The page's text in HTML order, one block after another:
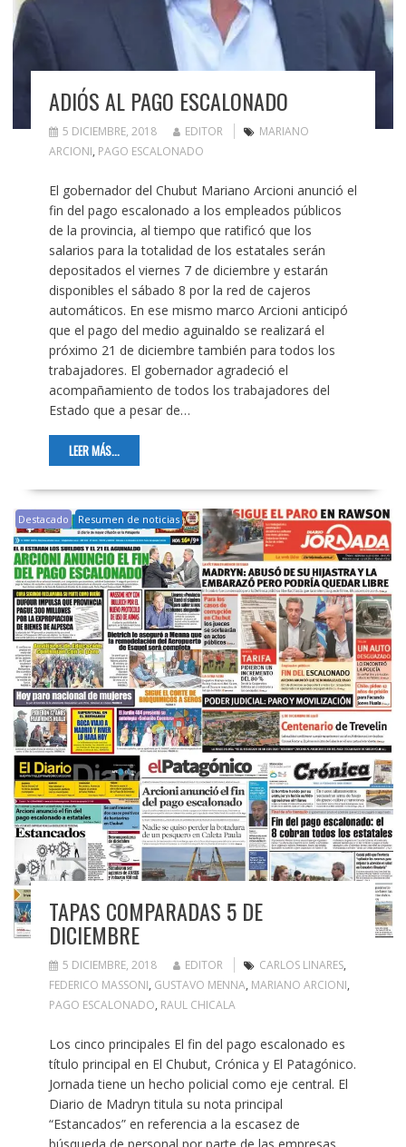
ADIÓS AL PAGO ESCALONADO
5 DICIEMBRE, 2018 EDITOR
MARIANO
ARCIONI, PAGO ESCALONADO
El gobernador del Chubut Mariano Arcioni anunció el
fin del pago escalonado a los empleados públicos
de la provincia, al tiempo que ratificó que los
salarios para la totalidad de los estatales serán
depositados el viernes 7 de diciembre y estarán
disponibles el sábado 8 por la red de cajeros
automáticos. En ese mismo marco Arcioni anticipó
que el pago del medio aguinaldo se realizará el
próximo 21 de diciembre también para todos los
trabajadores. El gobernador agradeció el
acompañamiento de todos los trabajadores del
Estado que a pesar de…
LEER MÁS...
Destacado Resumen de noticias
TAPAS COMPARADAS 5 DE
DICIEMBRE
5 DICIEMBRE, 2018 EDITOR CARLOS LINARES,
FEDERICO MASSONI, GUSTAVO MENNA, MARIANO ARCIONI,
PAGO ESCALONADO, RAUL CHICALA
Los cinco principales El fin del pago escalonado es
título principal en El Chubut, Crónica y El Patagónico.
Jornada tiene un hecho policial como eje central. El
Diario de Madryn titula su nota principal
“Estancados” en referencia a la escasez de